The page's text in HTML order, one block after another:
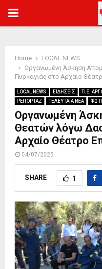
PRIMARY
Home
LOCAL NEWS
Οργανωμένη Άσκηση
Πυρκαγιάς στο Αρχαίο
LOCAL NEWS ΕΙΔΗΣΕΙΣ Π.Ε.
ΡΕΠΟΡΤΑΖ
ΤΕΛΕΥΤΑΙΑ ΝΕΑ
Οργανωμένη
Θεατών λόγω
Αρχαίο Θέατρο
04/07/2025
SHARE 1